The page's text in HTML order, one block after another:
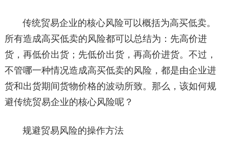
传统贸易企业的核心风险可以概括为高买低卖。
所有造成高买低卖的风险都可以总结为：先高价进
货，再低价出货；先低价出货，再高价进货。不过，
不管哪一种情况造成高买低卖的风险，都是由企业进
货和出货期间货物价格的波动所致。那么，该如何规
避传统贸易企业的核心风险呢？
规避贸易风险的操作方法